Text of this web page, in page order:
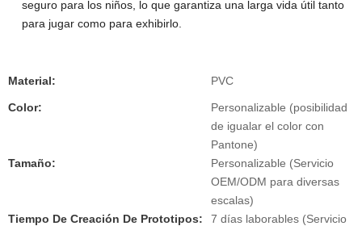
seguro para los niños, lo que garantiza una larga vida útil tanto
para jugar como para exhibirlo.
Material: PVC
Color:
Personalizable (posibilidad
de igualar el color con
Pantone)
Tamaño:
Personalizable (Servicio
OEM/ODM para diversas
escalas)
Tiempo De Creación De Prototipos:
7 días laborables (Servicio